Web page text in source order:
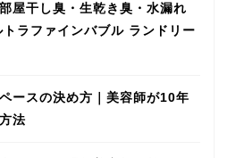
屋干し臭・生乾き臭・水漏れ
ラファインバブル ランドリー
ースの決め方｜美容師が10年
法